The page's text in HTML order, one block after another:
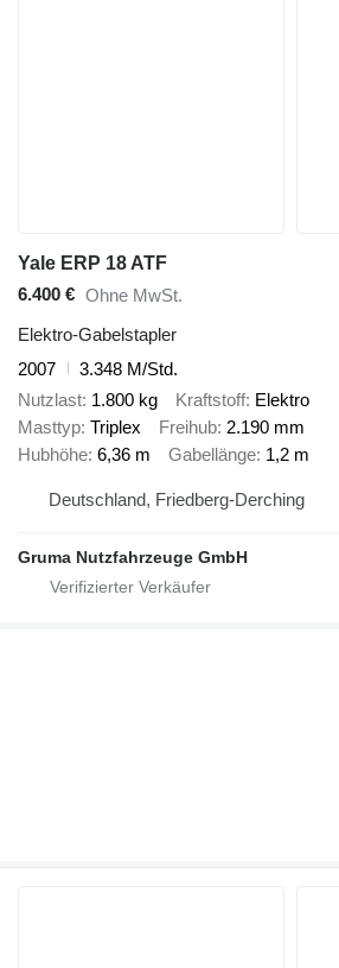
Yale ERP 18 ATF
6.400 € Ohne MwSt.
Elektro-Gabelstapler
2007
3.348 M/Std.
Nutzlast 1.800 kg Kraftstoff Elektro
Masttyp Triplex Freihub 2.190 mm
Hubhöhe 6,36 m Gabellänge 1,2 m
Deutschland, Friedberg-Derching
Gruma Nutzfahrzeuge GmbH